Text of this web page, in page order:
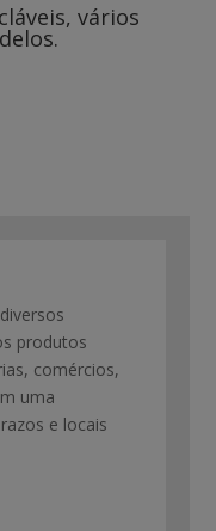
vários
produtos
comércios,
uma
e locais